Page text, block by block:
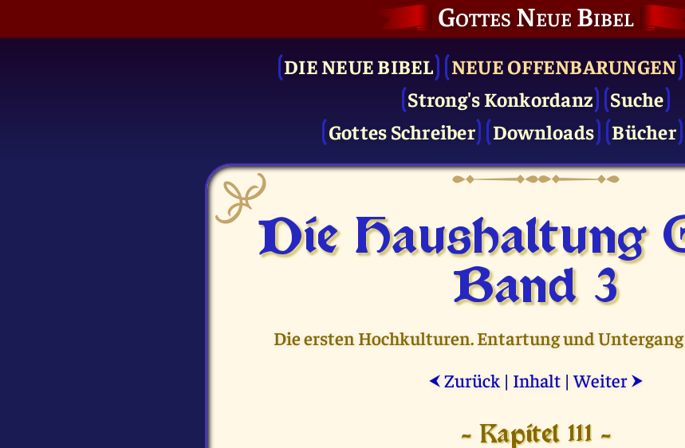
Gottes Neue Bibel
DIE NEUE BIBEL NEUE OFFENBARUNGEN
Strong's Konkordanz
Suche
Gottes Schreiber
Downloads Bücher
Die Haushaltung
Band 3
Die ersten Hochkulturen. Entartung und
⮜ Zurück | Inhalt |Weiter ⮞
- Kapitel 111 -